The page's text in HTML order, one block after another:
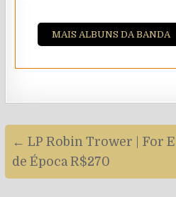
MAIS ALBUNS DA BANDA
Navegação
de
artigos
← LP Robin Trower | For
de Época R$270